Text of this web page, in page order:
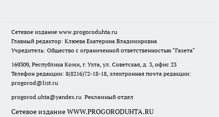
Сетевое издание www.progoroduhta.ru
Главный редактор: Клюева Екатерина Владимировна
Учредитель: Общество с ограниченной ответственностью "Газета"
169309, Республика Коми, г. Ухта, ул. Советская, д. 3, офис 23
Телефон редакции: 8(8216)72-18-18, электронная почта редакции:
progorod@list.ru
progorod.uhta@yandex.ru Рекламный отдел
Сетевое издание WWW.PROGORODUHTA.RU